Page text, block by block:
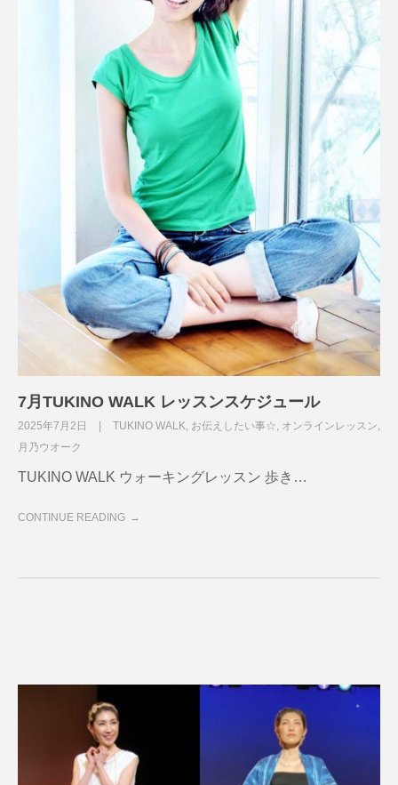
7月TUKINO WALK レッスンスケジュール
2025年7月2日 TUKINO WALK, お伝えしたい事☆, オンラインレッスン,
月乃ウオーク
TUKINO WALK ウォーキングレッスン 歩き…
CONTINUE READING